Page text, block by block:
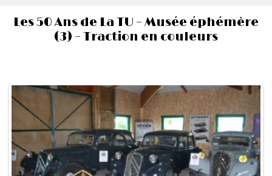
Les 50 Ans de La TU – Musée éphémère
(3) – Traction en couleurs